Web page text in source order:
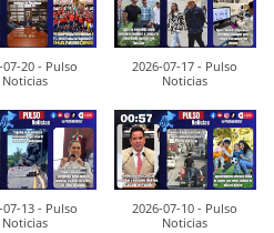
07-20 - Pulso
Noticias
2026-07-17 - Pulso
Noticias
07-13 - Pulso
Noticias
2026-07-10 - Pulso
Noticias